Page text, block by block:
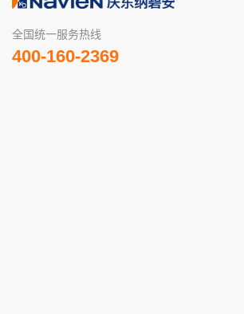
全国统一服务热线
400-160-2369